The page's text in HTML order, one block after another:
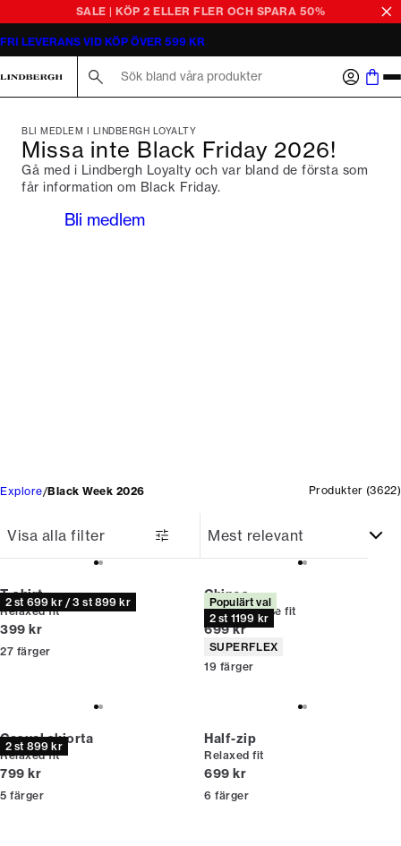
SALE | KÖP 2 ELLER FLER OCH SPARA 50%
FRI LEVERANS VID KÖP ÖVER 599 KR
BLI MEDLEM I LINDBERGH LOYALTY
Missa inte Black Friday 2026!
Gå med i Lindbergh Loyalty och var bland de första som
får information om Black Friday.
Bli medlem
Explore Black Week 2026 Produkter (3622)
Visa alla filter
2 st 699 kr / 3 st 899 kr
T-shirt
Relaxed fit
Nuvarande pris
399 kr
27 färger
Populärt val
2 st 1199 kr
Chinos
Relaxed loose fit
Nuvarande pris
699 kr
Produktattribut
SUPERFLEX
19 färger
2 st 899 kr
Casual skjorta
Relaxed fit
Nuvarande pris
799 kr
5 färger
Half-zip
Relaxed fit
Nuvarande pris
699 kr
6 färger